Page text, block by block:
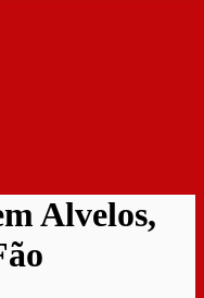
Alvelos,